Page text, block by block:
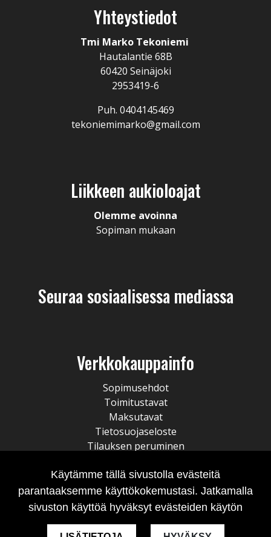
Yhteystiedot
Tmi Marko Tekoniemi
Hautalantie 68B
60420 Seinäjoki
2953419-6
Puh. 0404145469
tekoniemimarko@gmail.com
Liikkeen aukioloajat
Olemme avoinna
Sopiman mukaan
Seuraa sosiaalisessa mediassa
Verkkokauppainfo
Sopimusehdot
Toimitustavat
Maksutavat
Tietosuojaseloste
Tilauksen peruminen
Käytämme tällä sivustolla evästeitä
parantaaksemme käyttökokemustasi. Jatkamalla
sivuston käyttöä hyväksyt evästeiden käytön